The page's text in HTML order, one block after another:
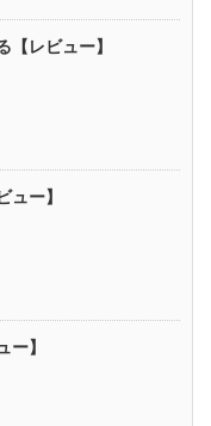
【レビュー】
ュー】
ー】